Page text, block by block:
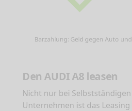
Barzahlung: Geld gegen Auto
Den AUDI A8 leasen
Nicht nur bei
Unternehmen ist das